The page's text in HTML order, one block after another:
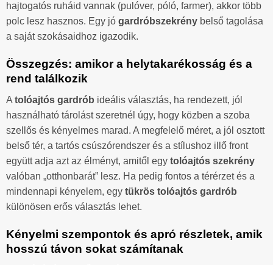
hajtogatós ruháid vannak (pulóver, póló, farmer), akkor több
polc lesz hasznos. Egy jó gardróbszekrény belső tagolása
a saját szokásaidhoz igazodik.
Összegzés: amikor a helytakarékosság és a
rend találkozik
A tolóajtós gardrób ideális választás, ha rendezett, jól
használható tárolást szeretnél úgy, hogy közben a szoba
szellős és kényelmes marad. A megfelelő méret, a jól osztott
belső tér, a tartós csúszórendszer és a stílushoz illő front
együtt adja azt az élményt, amitől egy tolóajtós szekrény
valóban „otthonbarát” lesz. Ha pedig fontos a térérzet és a
mindennapi kényelem, egy tükrös tolóajtós gardrób
különösen erős választás lehet.
Kényelmi szempontok és apró részletek, amik
hosszú távon sokat számítanak